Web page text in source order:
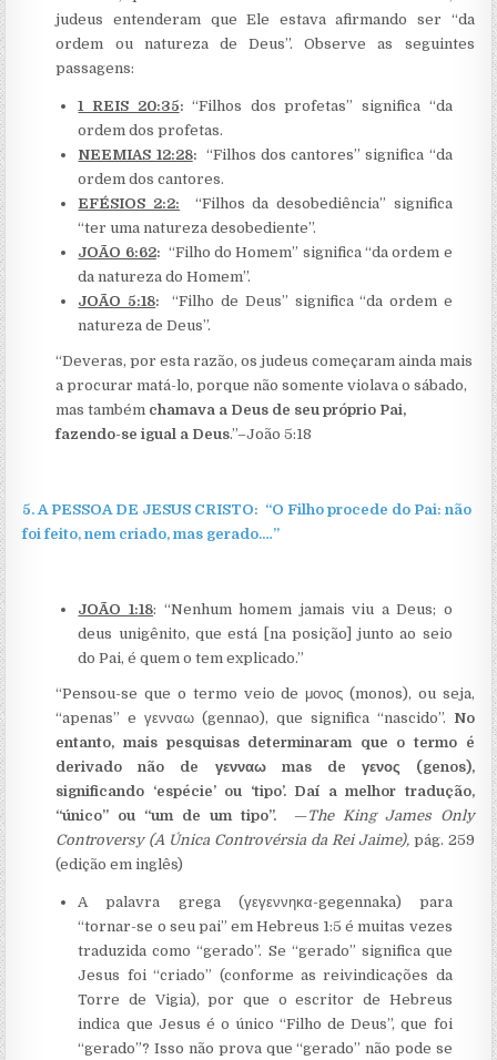
judeus entenderam que Ele estava afirmando ser “da
ordem ou natureza de Deus”. Observe as seguintes
passagens:
1 REIS 20:35: “Filhos dos profetas” significa “da
ordem dos profetas.
NEEMIAS 12:28: “Filhos dos cantores” significa “da
ordem dos cantores.
EFÉSIOS 2:2: “Filhos da desobediência” significa
“ter uma natureza desobediente”.
JOÃO 6:62: “Filho do Homem” significa “da ordem e
da natureza do Homem”.
JOÃO 5:18: “Filho de Deus” significa “da ordem e
natureza de Deus”.
“Deveras, por esta razão, os judeus começaram ainda mais
a procurar matá-lo, porque não somente violava o sábado,
mas também chamava a Deus de seu próprio Pai,
fazendo-se igual a Deus.”–João 5:18
5.A PESSOA DE JESUS CRISTO: “O Filho procede do Pai: não
foi feito, nem criado, mas gerado.…”
JOÃO 1:18: “Nenhum homem jamais viu a Deus; o
deus unigênito, que está [na posição] junto ao seio
do Pai, é quem o tem explicado.”
“Pensou-se que o termo veio de μονος (monos), ou seja,
“apenas” e γενναω (gennao), que significa “nascido”. No
entanto, mais pesquisas determinaram que o termo é
derivado não de γενναωmas de γενος (genos),
significando ‘espécie’ ou ‘tipo’. Daí a melhor tradução,
“único” ou “um de um tipo”.
—The King James Only
Controversy (A Única Controvérsia da Rei Jaime),pág. 259
(edição em inglês)
A palavra grega (γεγεννηκα-gegennaka) para
“tornar-se o seu pai” em Hebreus 1:5 é muitas vezes
traduzida como “gerado”. Se “gerado” significa que
Jesus foi “criado” (conforme as reivindicações da
Torre de Vigia), por que o escritor de Hebreus
indica que Jesus é o único “Filho de Deus”, que foi
“gerado”? Isso não prova que “gerado” não pode se